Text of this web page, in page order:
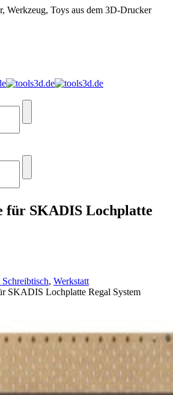
Werkzeug, Toys aus dem 3D-Drucker
für SKADIS Lochplatte
, Werkstatt
SKADIS Lochplatte Regal System